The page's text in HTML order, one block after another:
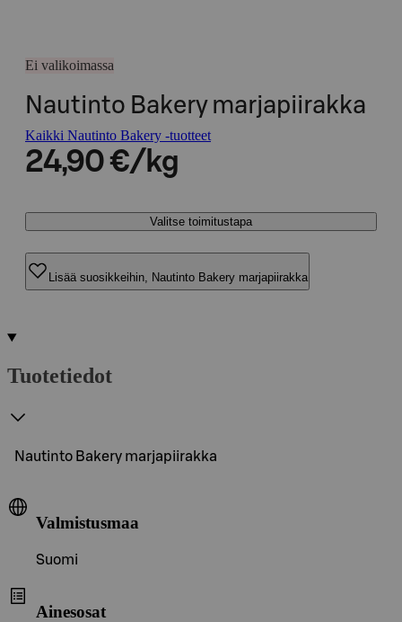
Ei valikoimassa
Nautinto Bakery marjapiirakka
Kaikki Nautinto Bakery -tuotteet
24,90 €/kg
Valitse toimitustapa
Lisää suosikkeihin, Nautinto Bakery marjapiirakka
Tuotetiedot
Nautinto Bakery marjapiirakka
Valmistusmaa
Suomi
Ainesosat